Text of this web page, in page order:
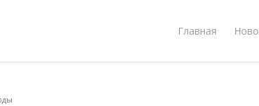
Главная